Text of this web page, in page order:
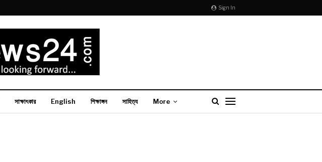
Sign In
সাক্ষাৎকার English শিক্ষাঙ্গন সাহিত্য More